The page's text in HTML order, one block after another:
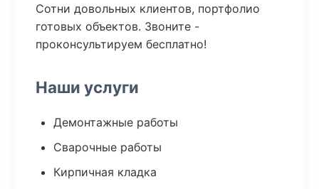
Сотни довольных клиентов, портфолио
готовых объектов. Звоните -
проконсультируем бесплатно!
Наши услуги
Демонтажные работы
Сварочные работы
Кирпичная кладка